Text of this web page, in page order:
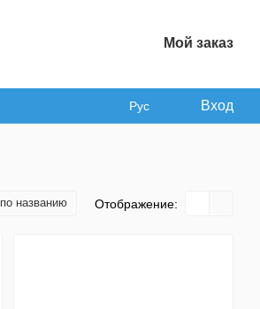
Мой заказ
Рус Вход
по названию Отображение: